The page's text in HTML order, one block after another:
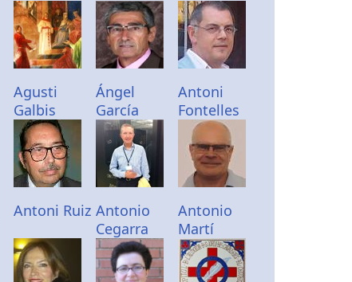
Agusti
Galbis
Ángel
García
Antoni
Fontelles
Antoni Ruiz Antonio
Cegarra
Antonio
Martí